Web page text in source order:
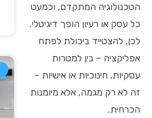
הטכנולוגיה המתקדם, וכמעט
כל עסק או רעיון הופך דיגיטלי.
לכן, להצטייד ביכולת לפתח
אפליקציה – בין למטרות
עסקיות, חינוכיות או אישיות –
זה לא רק מגמה, אלא מיומנות
הכרחית.